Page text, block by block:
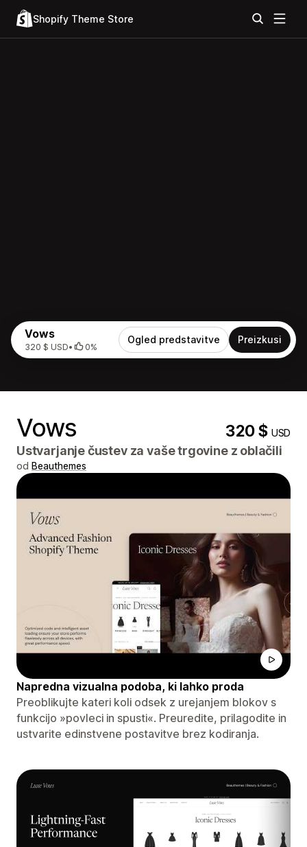
Shopify Theme Store
Vows
320 $ USD• 0%
Ogled predstavitve Preizkusi
Vows 320 $USD
Ustvarjanje čustev za vaše trgovine z oblačili
od Beauthemes
Napredna vizualna podoba, ki lahko proda
Preoblikujte kateri koli odsek z urejanjem blokov s
funkcijo »povleci in spusti«. Preuredite, prilagodite in
ustvarite edinstvene postavitve brez kodiranja.